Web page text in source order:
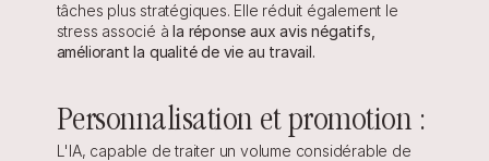
tâches plus stratégiques. Elle réduit également le
stress associé à la réponse aux avis négatifs,
améliorant la qualité de vie au travail.
Personnalisation et promotion :
L'IA, capable de traiter un volume considérable de